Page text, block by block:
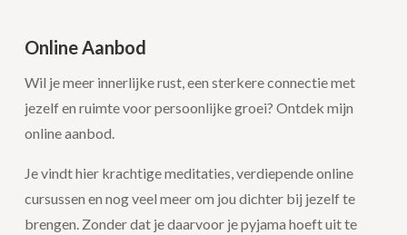
Online Aanbod
Wil je meer innerlijke rust, een sterkere connectie met
jezelf en ruimte voor persoonlijke groei? Ontdek mijn
online aanbod.
Je vindt hier krachtige meditaties, verdiepende online
cursussen en nog veel meer om jou dichter bij jezelf te
brengen. Zonder dat je daarvoor je pyjama hoeft uit te